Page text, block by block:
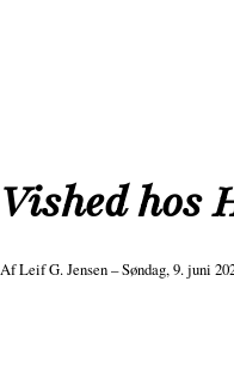
Vished hos
AfLeif G. Jensen– Søndag, 9. juni